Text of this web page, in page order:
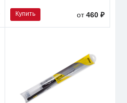
Купить от460 ₽